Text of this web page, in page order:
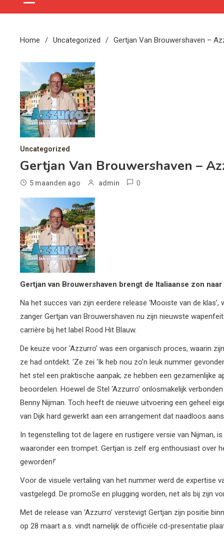
Home Uncategorized Gertjan Van Brouwershaven –
Uncategorized
Gertjan Van Brouwershaven –
5 maanden ago admin 0
Gertjan van Brouwershaven brengt de Italiaanse zon naar
Na het succes van zijn eerdere release ‘Mooiste van de
zanger Gertjan van Brouwershaven nu zijn nieuwste
carrière bij het label Rood Hit Blauw.
De keuze voor ‘Azzurro’ was een organisch proces, waarin
ze had ontdekt. ‘Ze zei ‘Ik heb nou zo’n leuk nummer
het stel een praktische aanpak; ze hebben een
beoordelen. Hoewel de Stel ‘Azzurro’ onlosmakelijk
Benny Nijman. Toch heeft de nieuwe uitvoering een geheel
van Dijk hard gewerkt aan een arrangement dat naadloos
In tegenstelling tot de lagere en rustigere versie van Nijman,
waaronder een trompet. Gertjan is zelf erg enthousiast over
geworden!’
Voor de visuele vertaling van het nummer werd de expertise
vastgelegd. De promoSe en plugging worden, net als bij zijn
Met de release van ‘Azzurro’ verstevigt Gertjan zijn positie
op 28 maart a.s. vindt namelijk de oﬃciële cd-presentatie